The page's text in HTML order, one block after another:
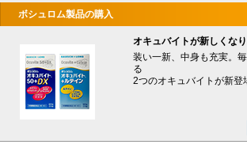
ボシュロム製品の購入
オキュバイトが新しくなり
装い一新、中身も充実。
る
2つのオキュバイトが新登